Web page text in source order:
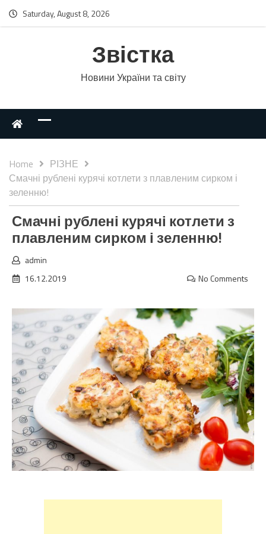
Saturday, August 8, 2026
Звістка
Новини України та світу
Home
РІЗНЕ
Смачні рублені курячі котлети з плавленим сирком і
зеленню!
Смачні рублені курячі котлети з
плавленим сирком і зеленню!
admin
16.12.2019
No Comments